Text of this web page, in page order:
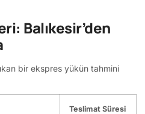
Balıkesir’den
bir ekspres yükün tahmini
Teslimat Süresi